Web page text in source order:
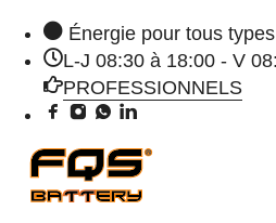
Énergie pour tous
L-J 08:30 à 18:00 - V
PROFESSIONNELS